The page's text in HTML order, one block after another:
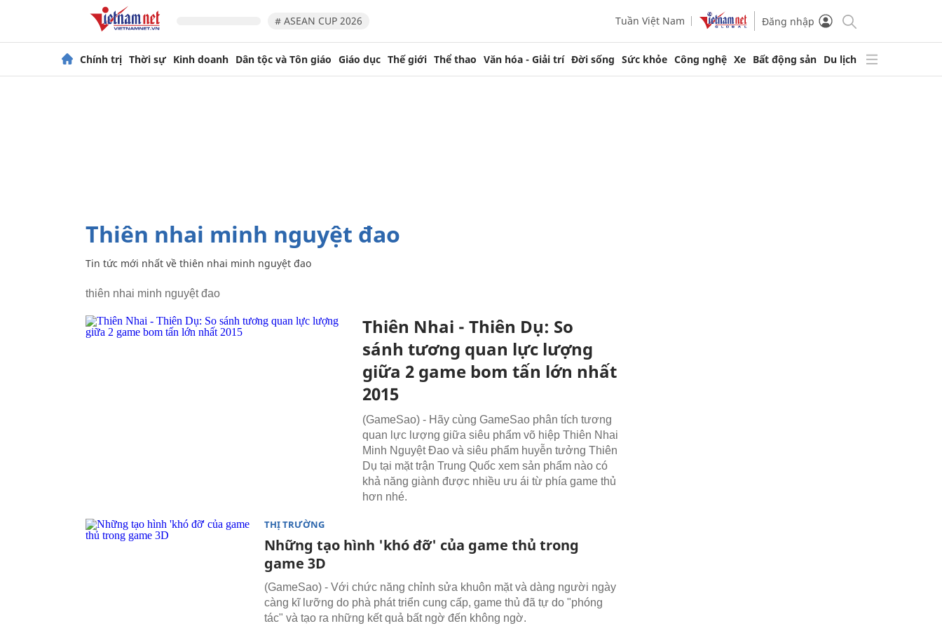
# ASEAN CUP 2026 Tuần Việt Nam Đăng nhập
Chính trị Thời sự Kinh doanh Dân tộc và Tôn giáo Giáo dục Thế giới Thể thao Văn hóa - Giải trí Đời sống Sức khỏe Công nghệ Xe Bất động sản Du lịch
thiên nhai minh nguyệt đao
Tin tức mới nhất về thiên nhai minh nguyệt đao
thiên nhai minh nguyệt đao
Thiên Nhai - Thiên Dụ: So
sánh tương quan lực lượng
giữa 2 game bom tấn lớn nhất
2015
(GameSao) - Hãy cùng GameSao phân tích tương
quan lực lượng giữa siêu phẩm võ hiệp Thiên Nhai
Minh Nguyệt Đao và siêu phẩm huyễn tưởng Thiên
Dụ tại mặt trận Trung Quốc xem sản phẩm nào có
khả năng giành được nhiều ưu ái từ phía game thủ
hơn nhé.
THỊ TRƯỜNG
Những tạo hình 'khó đỡ' của game thủ trong
game 3D
(GameSao) - Với chức năng chỉnh sửa khuôn mặt và dàng người ngày
càng kĩ lưỡng do phà phát triển cung cấp, game thủ đã tự do "phóng
tác" và tạo ra những kết quả bất ngờ đến không ngờ.